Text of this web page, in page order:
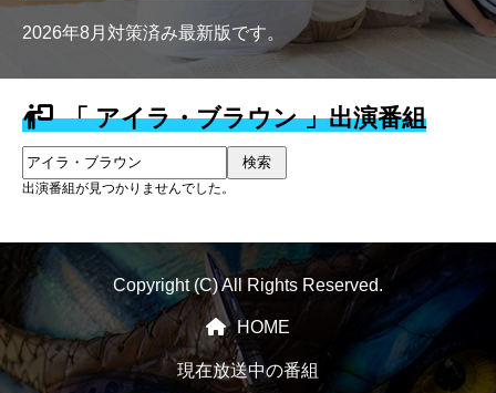
2026年8月対策済み最新版です。
「 アイラ・ブラウン 」出演番組
検索
出演番組が見つかりませんでした。
Copyright (C) All Rights Reserved.
HOME
現在放送中の番組